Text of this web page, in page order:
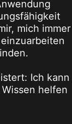
mich immer
Ich kann
helfen